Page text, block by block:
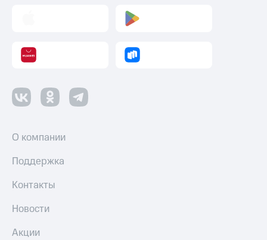
О компании
Поддержка
Контакты
Новости
Акции